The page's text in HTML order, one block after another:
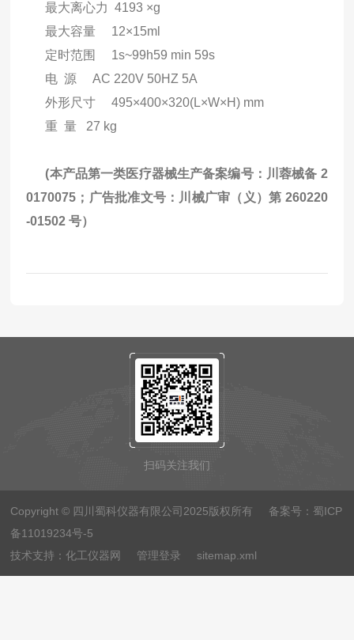
最大离心力
4193 ×g
最大容量
12×15ml
定时范围
1s~99h59 min 59s
电 源
AC 220V 50HZ 5A
外形尺寸
495×400×320(L×W×H) mm
重 量
27 kg
(本产品第一类医疗器械生产备案编号：川蓉械备 2
0170075；广告批准文号：川械广审（义）第 260220
-01502 号）
扫码关注我们
Copyright © 四川蜀科仪器有限公司2025版权所有 备案号： 蜀ICP
备11019234号-5
技术支持：化工仪器网 管理登录 sitemap.xml